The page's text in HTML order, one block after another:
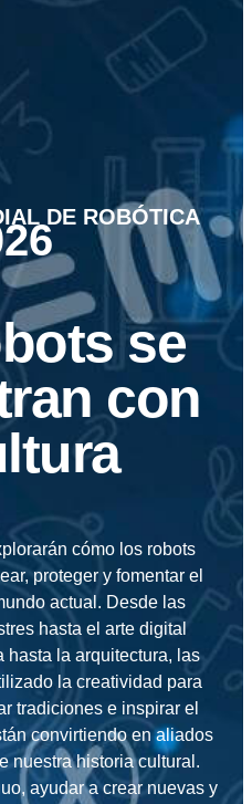
DE ROBÓTICA
se
con
cómo los robots
proteger y fomentar el
actual. Desde las
hasta el arte digital
hasta la arquitectura, las
la creatividad para
tradiciones e inspirar el
convirtiendo en aliados
nuestra historia cultural.
ayudar a crear nuevas y